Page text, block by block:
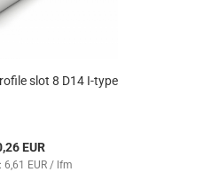
slot 8 D14 I-type
EUR
6,61 EUR / lfm